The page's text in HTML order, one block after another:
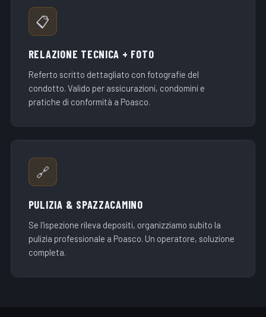
📋
RELAZIONE TECNICA + FOTO
Referto scritto dettagliato con fotografie del
condotto. Valido per assicurazioni, condomini e
pratiche di conformità a Poasco.
🔗
PULIZIA & SPAZZACAMINO
Se l'ispezione rileva depositi, organizziamo subito la
pulizia professionale a Poasco. Un operatore, soluzione
completa.